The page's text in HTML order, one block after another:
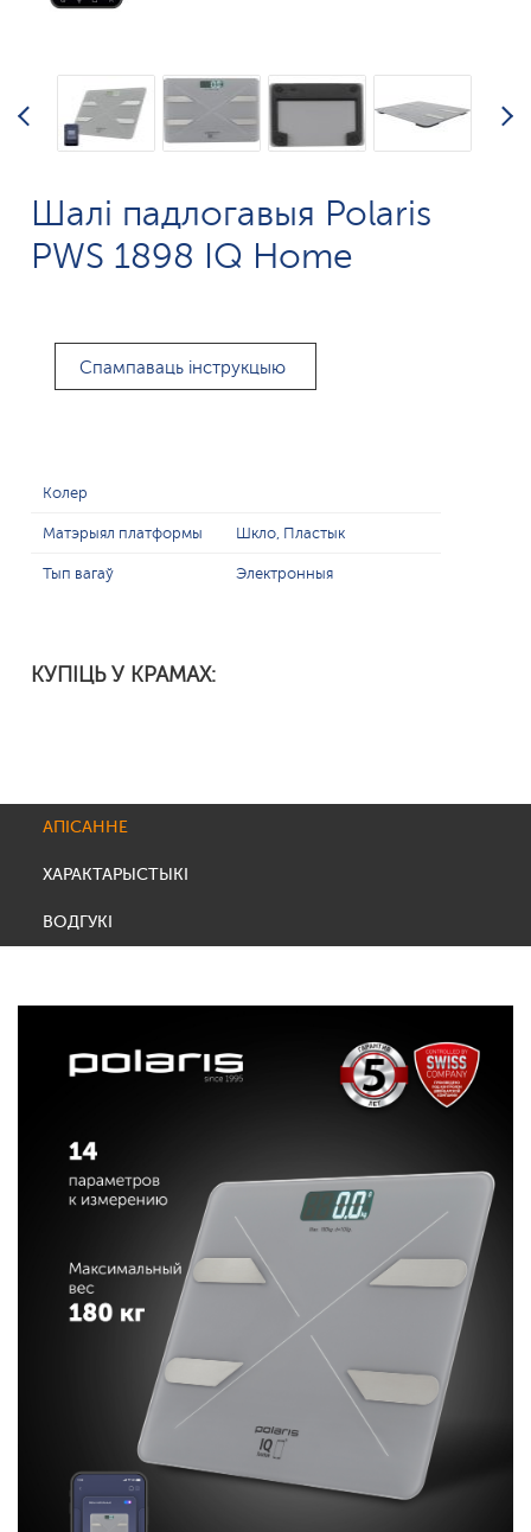
Шалі падлогавыя Polaris
PWS 1898 IQ Home
Спампаваць інструкцыю
Колер
Матэрыял платформы Шкло, Пластык
Тып вагаў Электронныя
КУПІЦЬ У КРАМАХ:
АПІСАННЕ
ХАРАКТАРЫСТЫКІ
ВОДГУКІ